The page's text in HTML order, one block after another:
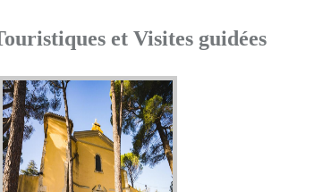
et Visites guidées